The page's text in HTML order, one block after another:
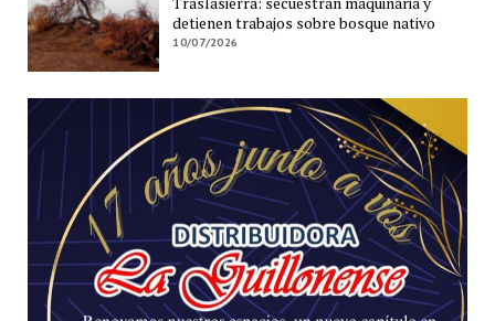
detienen trabajos sobre bosque nativo
10/07/2026